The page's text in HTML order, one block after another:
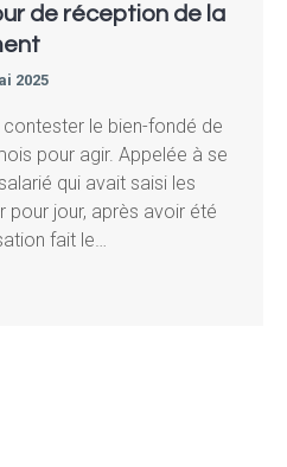
de réception de la
2025
le bien-fondé de
pour agir. Appelée à se
qui avait saisi les
pour jour, après avoir été
fait le…